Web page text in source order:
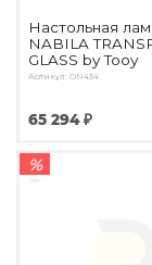
Настольная
NABILA
GLASS by Tooy
Артикул: ON434
65 294 ₽
%